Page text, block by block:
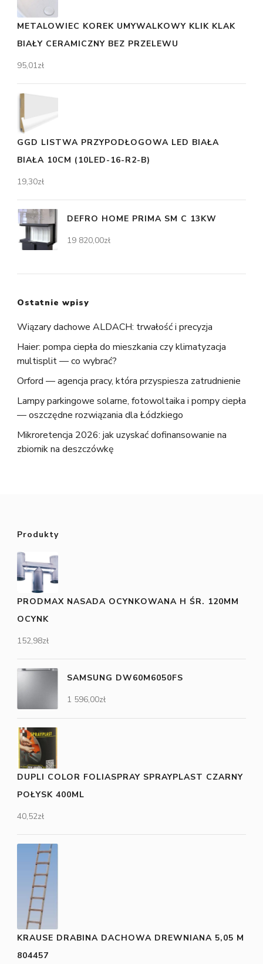
METALOWIEC KOREK UMYWALKOWY KLIK KLAK
BIAŁY CERAMICZNY BEZ PRZELEWU
95,01zł
GGD LISTWA PRZYPODŁOGOWA LED BIAŁA
BIAŁA 10CM (10LED-16-R2-B)
19,30zł
DEFRO HOME PRIMA SM C 13KW
19 820,00zł
Ostatnie wpisy
Wiązary dachowe ALDACH: trwałość i precyzja
Haier: pompa ciepła do mieszkania czy klimatyzacja
multisplit — co wybrać?
Orford — agencja pracy, która przyspiesza zatrudnienie
Lampy parkingowe solarne, fotowoltaika i pompy ciepła
— oszczędne rozwiązania dla Łódzkiego
Mikroretencja 2026: jak uzyskać dofinansowanie na
zbiornik na deszczówkę
Produkty
PRODMAX NASADA OCYNKOWANA H ŚR. 120MM
OCYNK
152,98zł
SAMSUNG DW60M6050FS
1 596,00zł
DUPLI COLOR FOLIASPRAY SPRAYPLAST CZARNY
POŁYSK 400ML
40,52zł
KRAUSE DRABINA DACHOWA DREWNIANA 5,05 M
804457